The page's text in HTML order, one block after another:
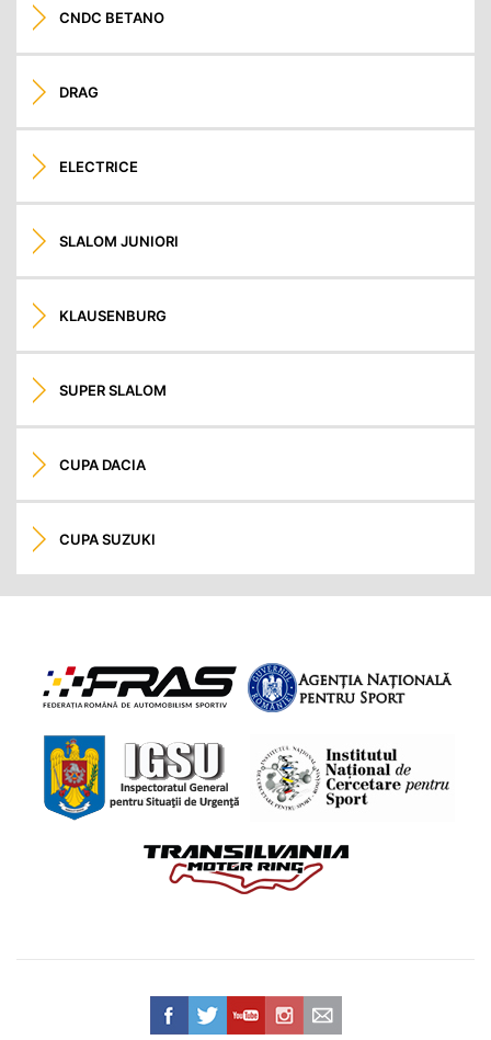
CNDC BETANO
DRAG
ELECTRICE
SLALOM JUNIORI
KLAUSENBURG
SUPER SLALOM
CUPA DACIA
CUPA SUZUKI